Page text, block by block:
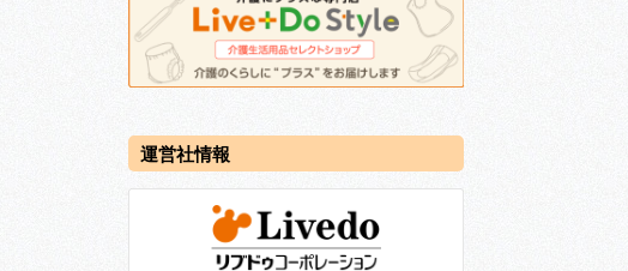
運営社情報